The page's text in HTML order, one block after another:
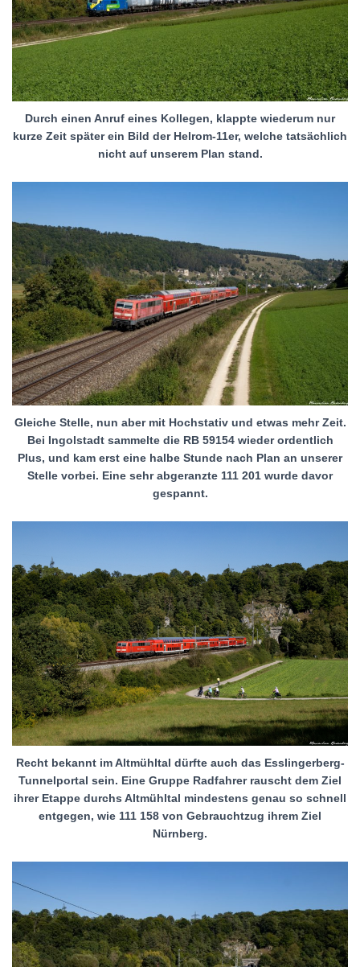
Durch einen Anruf eines Kollegen, klappte wiederum nur
kurze Zeit später ein Bild der Helrom-11er, welche tatsächlich
nicht auf unserem Plan stand.
Gleiche Stelle, nun aber mit Hochstativ und etwas mehr Zeit.
Bei Ingolstadt sammelte die RB 59154 wieder ordentlich
Plus, und kam erst eine halbe Stunde nach Plan an unserer
Stelle vorbei. Eine sehr abgeranzte 111 201 wurde davor
gespannt.
Recht bekannt im Altmühltal dürfte auch das Esslingerberg-
Tunnelportal sein. Eine Gruppe Radfahrer rauscht dem Ziel
ihrer Etappe durchs Altmühltal mindestens genau so schnell
entgegen, wie 111 158 von Gebrauchtzug ihrem Ziel
Nürnberg.